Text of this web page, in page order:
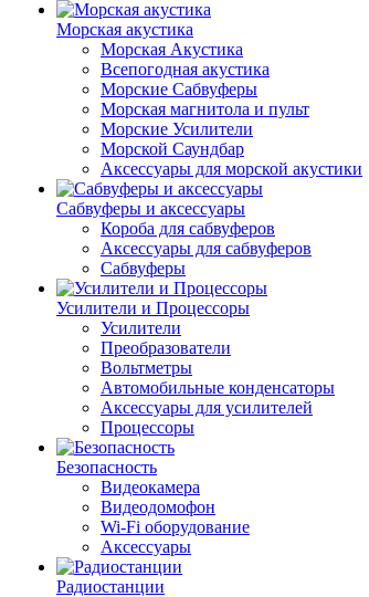
Морская акустика
Морская Акустика
Всепогодная акустика
Морские Сабвуферы
Морская магнитола и пульт
Морские Усилители
Морской Cаундбар
Аксессуары для морской акустики
Сабвуферы и аксессуары
Короба для сабвуферов
Аксессуары для сабвуферов
Сабвуферы
Усилители и Процессоры
Усилители
Преобразователи
Вольтметры
Автомобильные конденсаторы
Аксессуары для усилителей
Процессоры
Безопасность
Видеокамера
Видеодомофон
Wi-Fi оборудование
Аксессуары
Радиостанции